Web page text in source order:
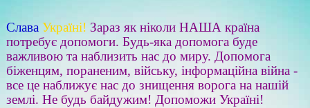
Слава Україні! Зараз як ніколи НАША країна
потребує допомоги. Будь-яка допомога буде
важливою та наблизить нас до миру. Допомога
біженцям, пораненим, війську, інформаційна війна -
все це наближує нас до знищення ворога на нашій
землі. Не будь байдужим! Допоможи Україні!